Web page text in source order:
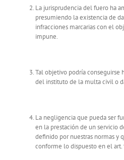
La jurisprudencia del fuero ha
presumiendo la existencia de
infracciones marcarias con el
impune.
Tal objetivo podría conseguirse
del instituto de la multa civil o
La negligencia que pueda ser
en la prestación de un servicio
definido por nuestras normas y
conforme lo dispuesto en el art.